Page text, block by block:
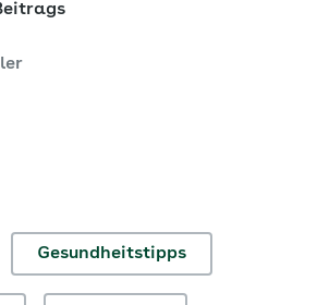
Gesundheitstipps